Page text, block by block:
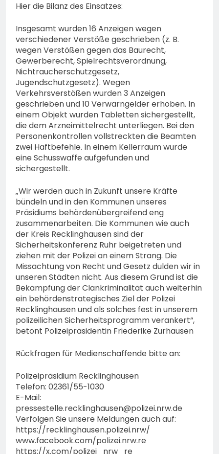
Hier die Bilanz des Einsatzes:
Insgesamt wurden 16 Anzeigen wegen
verschiedener Verstöße geschrieben (z. B.
wegen Verstößen gegen das Baurecht,
Gewerberecht, Spielrechtsverordnung,
Nichtraucherschutzgesetz,
Jugendschutzgesetz). Wegen
Verkehrsverstößen wurden 3 Anzeigen
geschrieben und 10 Verwarngelder erhoben. In
einem Objekt wurden Tabletten sichergestellt,
die dem Arzneimittelrecht unterliegen. Bei den
Personenkontrollen vollstreckten die Beamten
zwei Haftbefehle. In einem Kellerraum wurde
eine Schusswaffe aufgefunden und
sichergestellt.
„Wir werden auch in Zukunft unsere Kräfte
bündeln und in den Kommunen unseres
Präsidiums behördenübergreifend eng
zusammenarbeiten. Die Kommunen wie auch
der Kreis Recklinghausen sind der
Sicherheitskonferenz Ruhr beigetreten und
ziehen mit der Polizei an einem Strang. Die
Missachtung von Recht und Gesetz dulden wir in
unseren Städten nicht. Aus diesem Grund ist die
Bekämpfung der Clankriminalität auch weiterhin
ein behördenstrategisches Ziel der Polizei
Recklinghausen und als solches fest in unserem
polizeilichen Sicherheitsprogramm verankert“,
betont Polizeipräsidentin Friederike Zurhausen
Rückfragen für Medienschaffende bitte an:
Polizeipräsidium Recklinghausen
Telefon: 02361/55-1030
E-Mail:
pressestelle.recklinghausen@polizei.nrw.de
Verfolgen Sie unsere Meldungen auch auf:
https://recklinghausen.polizei.nrw/
www.facebook.com/polizei.nrw.re
https://x.com/polizei_nrw_re